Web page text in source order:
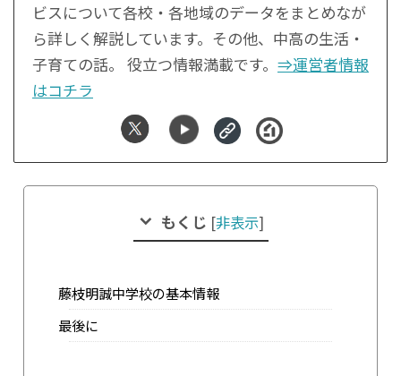
ビスについて各校・各地域のデータをまとめなが
ら詳しく解説しています。その他、中高の生活・
子育ての話。 役立つ情報満載です。 ⇒運営者情報
はコチラ
もくじ [非表示]
藤枝明誠中学校の基本情報
最後に